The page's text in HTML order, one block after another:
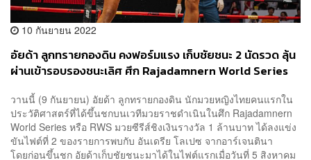
10 กันยายน 2022
อัยด้า ลูกทรายกองดิน คงฟอร์มแรง เก็บชัยชนะ 2 นัดรวด ลุ้น
ผ่านเข้ารอบรองชนะเลิศ ศึก Rajadamnern World Series
วานนี้ (9 กันยายน) อัยด้า ลูกทรายกองดิน นักมวยหญิงไทยคนแรกใน
ประวัติศาสตร์ที่ได้ขึ้นชกบนเวทีมวยราชดำเนินในศึก Rajadamnern
World Series หรือ RWS มวยซีรีส์ชิงเงินรางวัล 1 ล้านบาท ได้ลงแข่ง
ขันไฟต์ที่ 2 ของรายการพบกับ อันเดรีย โลเปซ จากอาร์เจนตินา
โดยก่อนขึ้นชก อัยด้าเก็บชัยชนะมาได้ในไฟต์แรกเมื่อวันที่ 5 สิงหาคม